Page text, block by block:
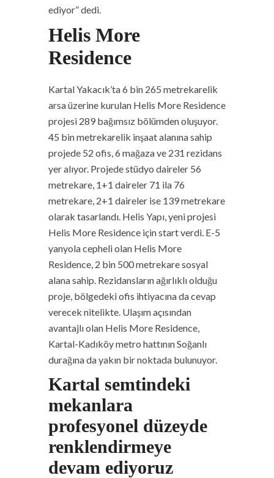
ediyor” dedi.
Helis More
Residence
Kartal Yakacık’ta 6 bin 265 metrekarelik
arsa üzerine kurulan Helis More Residence
projesi 289 bağımsız bölümden oluşuyor.
45 bin metrekarelik inşaat alanına sahip
projede 52 ofis, 6 mağaza ve 231 rezidans
yer alıyor. Projede stüdyo daireler 56
metrekare, 1+1 daireler 71 ila 76
metrekare, 2+1 daireler ise 139 metrekare
olarak tasarlandı. Helis Yapı, yeni projesi
Helis More Residence için start verdi. E-5
yanyola cepheli olan Helis More
Residence, 2 bin 500 metrekare sosyal
alana sahip. Rezidansların ağırlıklı olduğu
proje, bölgedeki ofis ihtiyacına da cevap
verecek nitelikte. Ulaşım açısından
avantajlı olan Helis More Residence,
Kartal-Kadıköy metro hattının Soğanlı
durağına da yakın bir noktada bulunuyor.
Kartal semtindeki
mekanlara
profesyonel düzeyde
renklendirmeye
devam ediyoruz